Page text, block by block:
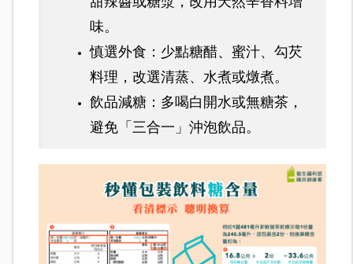
味。
慎選外食：少點糖醋、蜜汁、勾芡
料理，改選清蒸、水煮或燉煮。
飲品減糖：多喝白開水或無糖茶，
避免「三合一」沖泡飲品。